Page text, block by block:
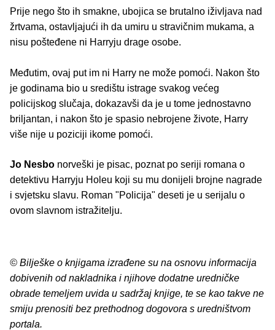
Prije nego što ih smakne, ubojica se brutalno iživljava nad
žrtvama, ostavljajući ih da umiru u stravičnim mukama, a
nisu pošteđene ni Harryju drage osobe.
Međutim, ovaj put im ni Harry ne može pomoći. Nakon što
je godinama bio u središtu istrage svakog većeg
policijskog slučaja, dokazavši da je u tome jednostavno
briljantan, i nakon što je spasio nebrojene živote, Harry
više nije u poziciji ikome pomoći.
Jo Nesbo norveški je pisac, poznat po seriji romana o
detektivu Harryju Holeu koji su mu donijeli brojne nagrade
i svjetsku slavu. Roman "Policija" deseti je u serijalu o
ovom slavnom istražitelju.
© Bilješke o knjigama izrađene su na osnovu informacija
dobivenih od nakladnika i njihove dodatne uredničke
obrade temeljem uvida u sadržaj knjige, te se kao takve ne
smiju prenositi bez prethodnog dogovora s uredništvom
portala.